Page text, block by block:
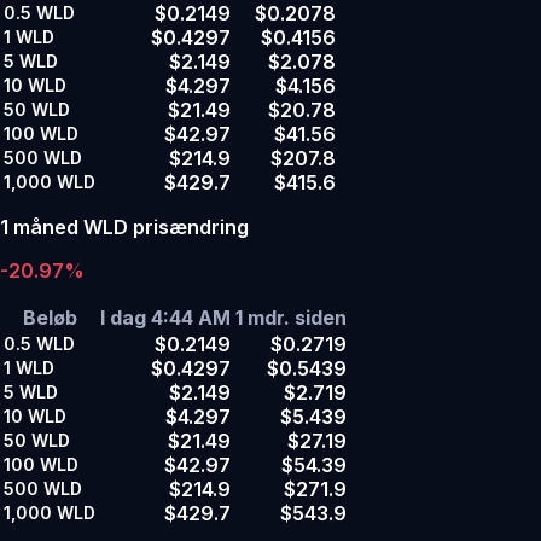
0.5 WLD $0.2149 $0.2078
1 WLD $0.4297 $0.4156
5 WLD $2.149 $2.078
10 WLD $4.297 $4.156
50 WLD $21.49 $20.78
100 WLD $42.97 $41.56
500 WLD $214.9 $207.8
1,000 WLD $429.7
$415.6
1 måned WLD prisændring
-20.97%
Beløb
I dag 4:44 AM 1 mdr. siden
0.5 WLD $0.2149 $0.2719
1 WLD $0.4297 $0.5439
5 WLD $2.149 $2.719
10 WLD $4.297 $5.439
50 WLD $21.49 $27.19
100 WLD $42.97 $54.39
500 WLD $214.9 $271.9
1,000 WLD $429.7 $543.9